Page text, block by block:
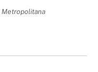
Metropolitana